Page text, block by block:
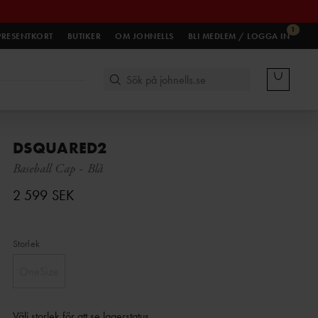
BUTIKER OM JOHNELLS
1
BLI MEDLEM / LOGGA IN
DSQUARED2
Baseball Cap - Blå
2 599 SEK
Storlek